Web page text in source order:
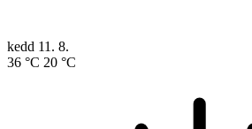
kedd 11. 8.
36 °C 20 °C